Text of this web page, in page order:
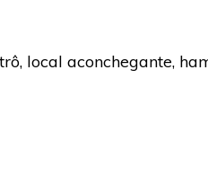
local aconchegante,